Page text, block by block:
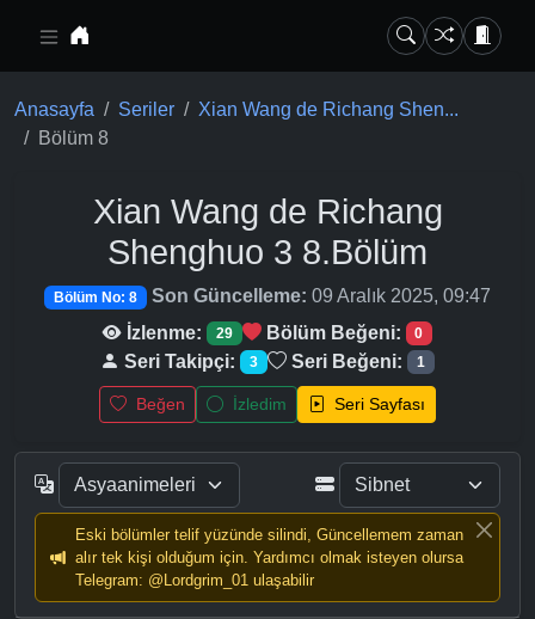
Anasayfa Seriler
Xian Wang de Richang Shen...
Bölüm 8
Xian Wang de Richang
Shenghuo 3 8.Bölüm
Bölüm No: 8 Son Güncelleme: 09 Aralık 2025, 09:47
İzlenme:
29 Bölüm Beğeni: 0
Seri Takipçi: 3 Seri Beğeni: 1
Beğen İzledim Seri Sayfası
Eski bölümler telif yüzünde silindi, Güncellemem zaman
alır tek kişi olduğum için. Yardımcı olmak isteyen olursa
Telegram: @Lordgrim_01 ulaşabilir